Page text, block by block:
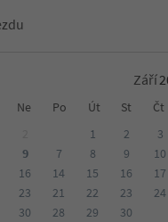
Září
Ne Po Út St Čt
9
16
23
30
1 2 3
7
8 9 10
14
15 16 17
21
22 23 24
28
29 30
Guest